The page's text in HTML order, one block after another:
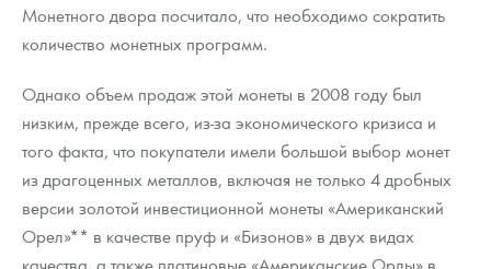
Монетного двора посчитало, что необходимо сократить
количество монетных программ.
Однако объем продаж этой монеты в 2008 году был
низким, прежде всего, из-за экономического кризиса и
того факта, что покупатели имели большой выбор монет
из драгоценных металлов, включая не только 4 дробных
версии золотой инвестиционной монеты «Американский
Орел»** в качестве пруф и «Бизонов» в двух видах